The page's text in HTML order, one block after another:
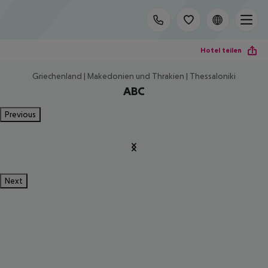
Hotel teilen
Griechenland | Makedonien und Thrakien | Thessaloniki
ABC
Previous
Next